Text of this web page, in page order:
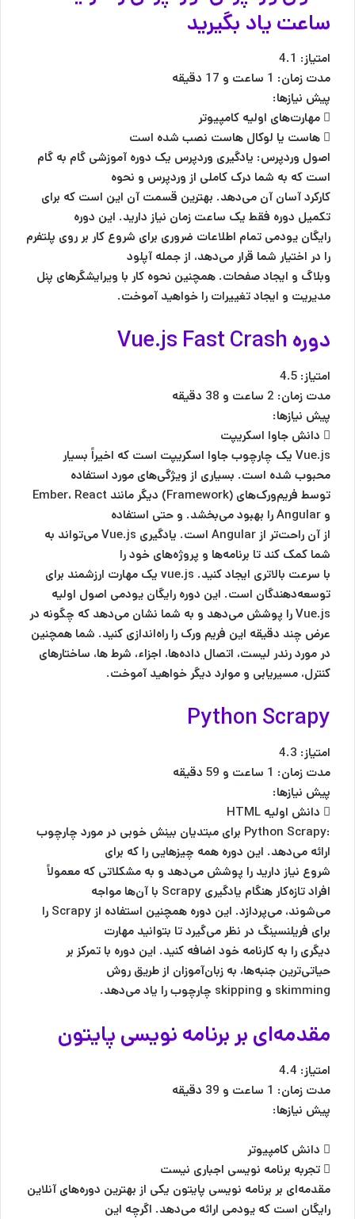
ساعت یاد بگیرید
امتیاز: 4.1
مدت زمان: 1 ساعت و 17 دقیقه
پیش نیازها:
 مهارت‌های اولیه کامپیوتر
 هاست یا لوکال هاست نصب شده است
اصول وردپرس: یادگیری وردپرس یک دوره آموزشی گام به گام
است که به شما درک کاملی از وردپرس و نحوه
کارکرد آسان آن می‌دهد. بهترین قسمت آن این است که برای
تکمیل دوره فقط یک ساعت زمان نیاز دارید. این دوره
رایگان یودمی تمام اطلاعات ضروری برای شروع کار بر روی پلتفرم
را در اختیار شما قرار می‌دهد، از جمله آپلود
وبلاگ و ایجاد صفحات. همچنین نحوه کار با ویرایشگرهای پنل
مدیریت و ایجاد تغییرات را خواهید آموخت.
دوره Vue.js Fast Crash
امتیاز: 4.5
مدت زمان: 2 ساعت و 38 دقیقه
پیش نیازها:
 دانش جاوا اسکریپت
Vue.js یک چارچوب جاوا اسکریپت است که اخیراً بسیار
محبوب شده است. بسیاری از ویژگی‌های مورد استفاده
توسط فریم‌ورک‌های (Framework) دیگر مانند Ember، React
و Angular را بهبود می‌بخشد. و حتی استفاده
از آن راحت‌تر از Angular است. یادگیری Vue.js می‌تواند به
شما کمک کند تا برنامه‌ها و پروژه‌های خود را
با سرعت بالاتری ایجاد کنید. vue.js یک مهارت ارزشمند برای
توسعه‌دهندگان است. این دوره رایگان یودمی اصول اولیه
Vue.js را پوشش می‌دهد و به شما نشان می‌دهد که چگونه در
عرض چند دقیقه این فریم ورک را راه‌اندازی کنید. شما همچنین
در مورد رندر لیست، اتصال داده‌ها، اجزاء، شرط ها، ساختارهای
کنترل، مسیریابی و موارد دیگر خواهید آموخت.
Python Scrapy
امتیاز: 4.3
مدت زمان: 1 ساعت و 59 دقیقه
پیش نیازها:
 دانش اولیه HTML
:Python Scrapy برای مبتدیان بینش خوبی در مورد چارچوب
ارائه می‌دهد. این دوره همه چیزهایی را که برای
شروع نیاز دارید را پوشش می‌دهد و به مشکلاتی که معمولاً
افراد تازه‌کار هنگام یادگیری Scrapy با آن‌ها مواجه
می‌شوند، می‌پردازد. این دوره همچنین استفاده از Scrapy را
برای فریلنسینگ در نظر می‌گیرد تا بتوانید مهارت
دیگری را به کارنامه خود اضافه کنید. این دوره با تمرکز بر
حیاتی‌ترین جنبه‌ها، به زبان‌آموزان از طریق روش
skimming و skipping چارچوب را یاد می‌دهد.
مقدمه‌ای بر برنامه نویسی پایتون
امتیاز: 4.4
مدت زمان: 1 ساعت و 39 دقیقه
پیش نیازها:
 دانش کامپیوتر
 تجربه برنامه نویسی اجباری نیست
مقدمه‌ای بر برنامه نویسی پایتون یکی از بهترین دوره‌های آنلاین
رایگان است که یودمی ارائه می‌دهد. اگرچه این